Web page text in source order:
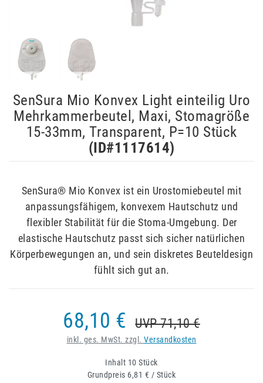
SenSura Mio Konvex Light einteilig Uro
Mehrkammerbeutel, Maxi, Stomagröße
15-33mm, Transparent, P=10 Stück
(ID#1117614)
SenSura® Mio Konvex ist ein Urostomiebeutel mit
anpassungsfähigem, konvexem Hautschutz und
flexibler Stabilität für die Stoma-Umgebung. Der
elastische Hautschutz passt sich sicher natürlichen
Körperbewegungen an, und sein diskretes Beuteldesign
fühlt sich gut an.
68,10 € UVP 71,10 €
inkl. ges. MwSt. zzgl. Versandkosten
Inhalt 10Stück
Grundpreis 6,81 € / Stück